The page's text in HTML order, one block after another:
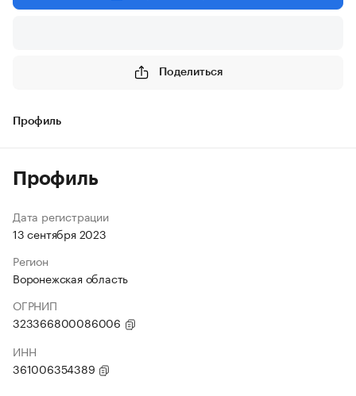
Поделиться
Профиль
Профиль
Дата регистрации
13 сентября 2023
Регион
Воронежская область
ОГРНИП
323366800086006
ИНН
361006354389